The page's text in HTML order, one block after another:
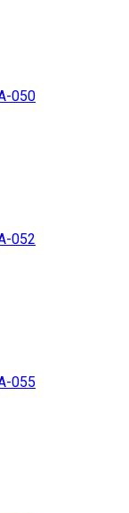
050
052
055